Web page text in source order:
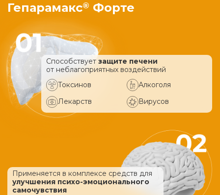
Гепарамакс® Форте
Способствует защите печени
от неблагоприятных воздействий
Токсинов
Алкоголя
Лекарств
Вирусов
Применяется в комплексе средств для
улучшения психо-эмоционального
самочувствия